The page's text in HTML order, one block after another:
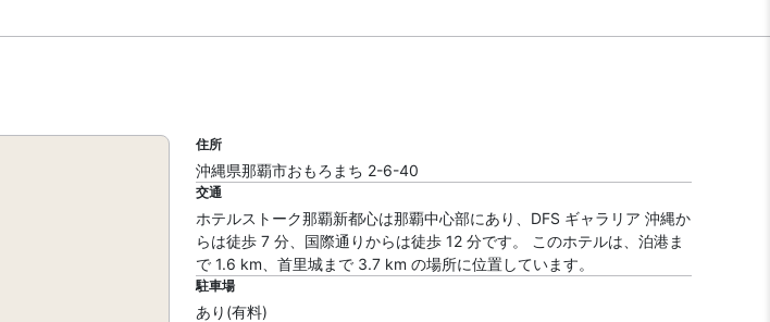
住所
沖縄県那覇市おもろまち 2-6-40
交通
ホテルストーク那覇新都心は那覇中心部にあり、DFS ギャラリア 沖縄か
らは徒歩 7 分、国際通りからは徒歩 12 分です。 このホテルは、泊港ま
で 1.6 km、首里城まで 3.7 km の場所に位置しています。
駐車場
あり(有料)